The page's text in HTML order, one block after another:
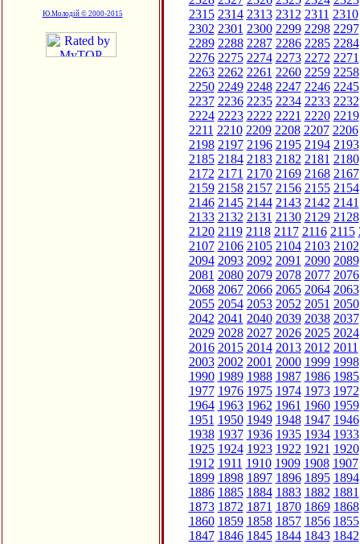
Ю.Молодій © 2000-2015
2315 2314 2313 2312 2311 2310
2302 2301 2300 2299 2298 2297
2289 2288 2287 2286 2285 2284
2276 2275 2274 2273 2272 2271
2263 2262 2261 2260 2259 2258
2250 2249 2248 2247 2246 2245
2237 2236 2235 2234 2233 2232
2224 2223 2222 2221 2220 2219
2211 2210 2209 2208 2207 2206
2198 2197 2196 2195 2194 2193
2185 2184 2183 2182 2181 2180
2172 2171 2170 2169 2168 2167
2159 2158 2157 2156 2155 2154
2146 2145 2144 2143 2142 2141
2133 2132 2131 2130 2129 2128
2120 2119 2118 2117 2116 2115
2107 2106 2105 2104 2103 2102
2094 2093 2092 2091 2090 2089
2081 2080 2079 2078 2077 2076
2068 2067 2066 2065 2064 2063
2055 2054 2053 2052 2051 2050
2042 2041 2040 2039 2038 2037
2029 2028 2027 2026 2025 2024
2016 2015 2014 2013 2012 2011
2003 2002 2001 2000 1999 1998
1990 1989 1988 1987 1986 1985
1977 1976 1975 1974 1973 1972
1964 1963 1962 1961 1960 1959
1951 1950 1949 1948 1947 1946
1938 1937 1936 1935 1934 1933
1925 1924 1923 1922 1921 1920
1912 1911 1910 1909 1908 1907
1899 1898 1897 1896 1895 1894
1886 1885 1884 1883 1882 1881
1873 1872 1871 1870 1869 1868
1860 1859 1858 1857 1856 1855
1847 1846 1845 1844 1843 1842